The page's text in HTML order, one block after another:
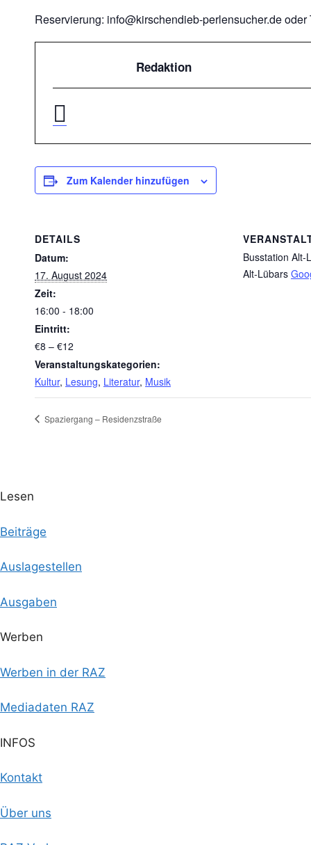
Reservierung: info@kirschendieb-perlensucher.de oder
Redaktion
Zum Kalender hinzufügen
DETAILS
Datum:
17. August 2024
Zeit:
16:00 - 18:00
Eintritt:
€8 – €12
Veranstaltungskategorien:
Kultur, Lesung, Literatur, Musik
Busstation Alt-
Alt-Lübars
Spaziergang – Residenzstraße
Lesen
Beiträge
Auslagestellen
Ausgaben
Werben
Werben in der RAZ
Mediadaten RAZ
INFOS
Kontakt
Über uns